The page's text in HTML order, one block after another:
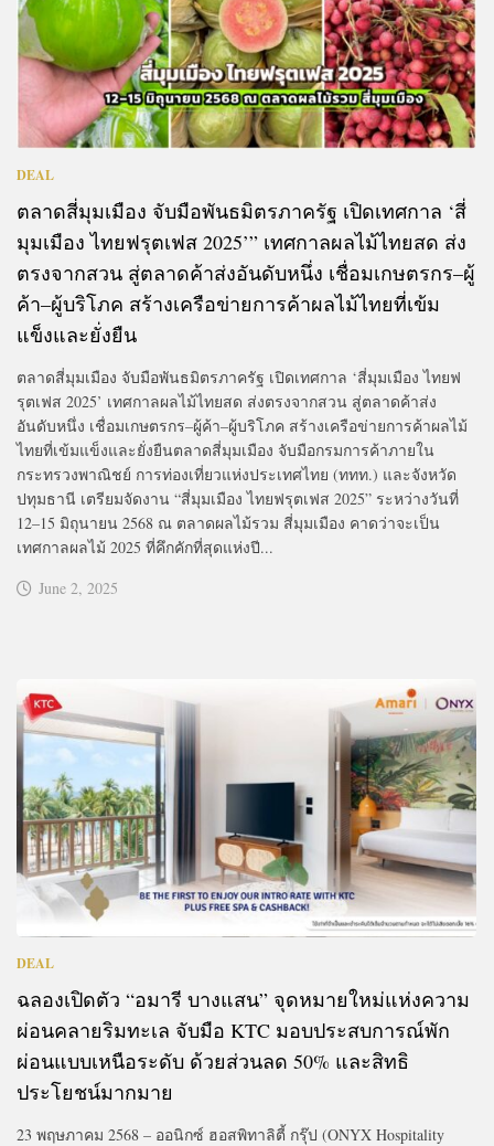
DEAL
ตลาดสี่มุมเมือง จับมือพันธมิตรภาครัฐ เปิดเทศกาล ‘สี่
มุมเมือง ไทยฟรุตเฟส 2025’” เทศกาลผลไม้ไทยสด ส่ง
ตรงจากสวน สู่ตลาดค้าส่งอันดับหนึ่ง เชื่อมเกษตรกร–ผู้
ค้า–ผู้บริโภค สร้างเครือข่ายการค้าผลไม้ไทยที่เข้ม
แข็งและยั่งยืน
ตลาดสี่มุมเมือง จับมือพันธมิตรภาครัฐ เปิดเทศกาล ‘สี่มุมเมือง ไทยฟ
รุตเฟส 2025’ เทศกาลผลไม้ไทยสด ส่งตรงจากสวน สู่ตลาดค้าส่ง
อันดับหนึ่ง เชื่อมเกษตรกร–ผู้ค้า–ผู้บริโภค สร้างเครือข่ายการค้าผลไม้
ไทยที่เข้มแข็งและยั่งยืนตลาดสี่มุมเมือง จับมือกรมการค้าภายใน
กระทรวงพาณิชย์ การท่องเที่ยวแห่งประเทศไทย (ททท.) และจังหวัด
ปทุมธานี เตรียมจัดงาน “สี่มุมเมือง ไทยฟรุตเฟส 2025” ระหว่างวันที่
12–15 มิถุนายน 2568 ณ ตลาดผลไม้รวม สี่มุมเมือง คาดว่าจะเป็น
เทศกาลผลไม้ 2025 ที่คึกคักที่สุดแห่งปี...
June 2, 2025
DEAL
ฉลองเปิดตัว “อมารี บางแสน” จุดหมายใหม่แห่งความ
ผ่อนคลายริมทะเล จับมือ KTC มอบประสบการณ์พัก
ผ่อนแบบเหนือระดับ ด้วยส่วนลด 50% และสิทธิ
ประโยชน์มากมาย
23 พฤษภาคม 2568 – ออนิกซ์ ฮอสพิทาลิตี้ กรุ๊ป (ONYX Hospitality